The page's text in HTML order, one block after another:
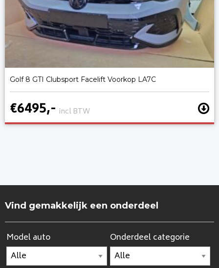
Golf 8 GTI Clubsport Facelift Voorkop LA7C
€6495,- incl BTW
Vind gemakkelijk een onderdeel
Model auto Onderdeel categorie